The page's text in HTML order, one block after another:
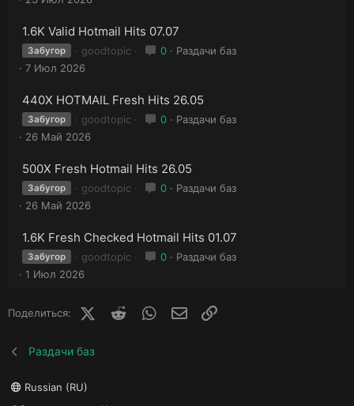
1.6K Valid Hotmail Hits 07.07
Забугор goodtopic 0
Раздачи баз
7 Июл 2026
440X HOTMAIL Fresh Hits 26.05
Забугор goodtopic 0
Раздачи баз
26 Май 2026
500X Fresh Hotmail Hits 26.05
Забугор goodtopic 0
Раздачи баз
26 Май 2026
1.6K Fresh Checked Hotmail Hits 01.07
Забугор goodtopic 0
Раздачи баз
1 Июл 2026
Поделиться: X (Twitter)Reddit WhatsApp
E-mail
Раздачи баз
Russian (RU)